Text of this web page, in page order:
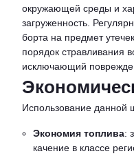
окружающей среды и
загруженность.
борта на предмет
порядок стравливания
исключающий
Использование данной
Экономия топлива:
качение в классе